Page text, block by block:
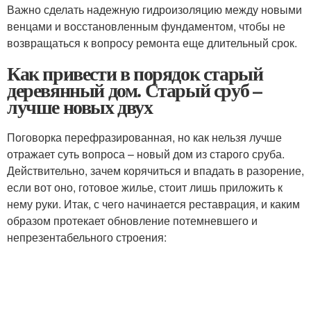
Важно сделать надежную гидроизоляцию между новыми
венцами и восстановленным фундаментом, чтобы не
возвращаться к вопросу ремонта еще длительный срок.
Как привести в порядок старый
деревянный дом. Старый сруб –
лучше новых двух
Поговорка перефразированная, но как нельзя лучше
отражает суть вопроса – новый дом из старого сруба.
Действительно, зачем корячиться и впадать в разорение,
если вот оно, готовое жилье, стоит лишь приложить к
нему руки. Итак, с чего начинается реставрация, и каким
образом протекает обновление потемневшего и
непрезентабельного строения: